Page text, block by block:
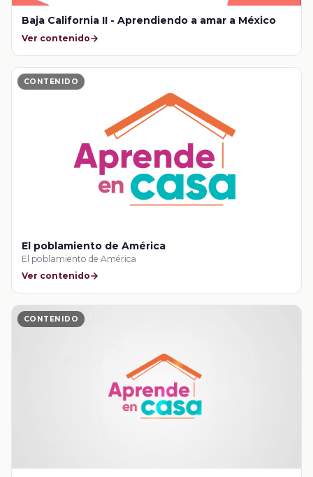
Baja California II - Aprendiendo a amar a México
Ver contenido
CONTENIDO
El poblamiento de América
El poblamiento de América
Ver contenido
CONTENIDO